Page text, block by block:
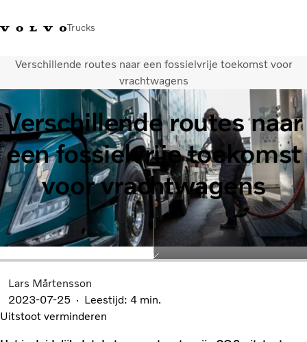
Trucks
Contact Kennis vergrotenMerchandiseInloggenNederland
Transportoplossingen
CO2-reductie
Trucks
Truck Builder
Services
Dealer locator
Nieuws
Over ons
Verschillende routes naar een fossielvrije toekomst voor
vrachtwagens
Verschillende routes naar
een fossielvrije toekomst
voor vrachtwagens
Lars Mårtensson
2023-07-25
Leestijd: 4 min.
Uitstoot verminderen